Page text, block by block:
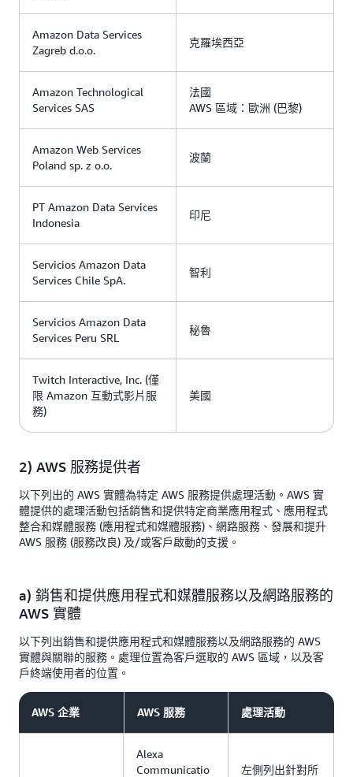
Amazon Data Services
Zagreb d.o.o.
克羅埃西亞
Amazon Technological
Services SAS
法國
AWS 區域：歐洲 (巴黎)
Amazon Web Services
Poland sp. z o.o.
波蘭
PT Amazon Data Services
Indonesia
印尼
Servicios Amazon Data
Services Chile SpA.
智利
Servicios Amazon Data
Services Peru SRL
秘魯
Twitch Interactive, Inc. (僅
限 Amazon 互動式影片服
務)
美國
2) AWS 服務提供者
以下列出的 AWS 實體為特定 AWS 服務提供處理活動。AWS 實
體提供的處理活動包括銷售和提供特定商業應用程式、應用程式
整合和媒體服務 (應用程式和媒體服務)、網路服務、發展和提升
AWS 服務 (服務改良) 及/或客戶啟動的支援。
a) 銷售和提供應用程式和媒體服務以及網路服務的
AWS 實體
以下列出銷售和提供應用程式和媒體服務以及網路服務的 AWS
實體與關聯的服務。處理位置為客戶選取的 AWS 區域，以及客
戶終端使用者的位置。
AWS 企業 AWS 服務 處理活動
Alexa
Communicatio
左側列出針對所